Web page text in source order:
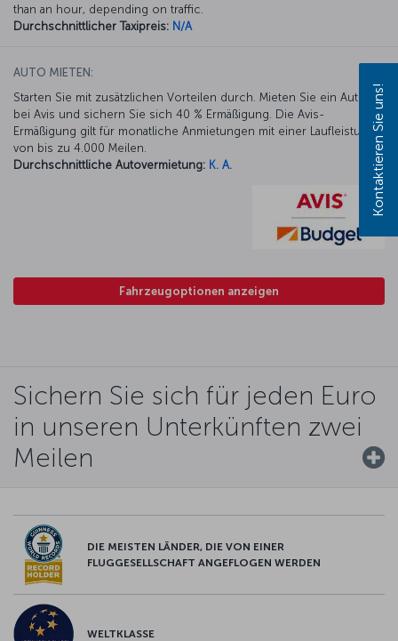
than an hour, depending on traffic.
Durchschnittlicher Taxipreis: N/A
AUTO MIETEN:
Starten Sie mit zusätzlichen Vorteilen durch. Mieten Sie ein Auto
bei Avis und sichern Sie sich 40 % Ermäßigung. Die Avis-
Ermäßigung gilt für monatliche Anmietungen mit einer Laufleistung
von bis zu 4.000 Meilen.
Durchschnittliche Autovermietung: K. A.
Fahrzeugoptionen anzeigen
Sichern Sie sich für jeden Euro
in unseren Unterkünften zwei
Meilen
DIE MEISTEN LÄNDER, DIE VON EINER
FLUGGESELLSCHAFT ANGEFLOGEN WERDEN
WELTKLASSE
Kontaktieren Sie uns!